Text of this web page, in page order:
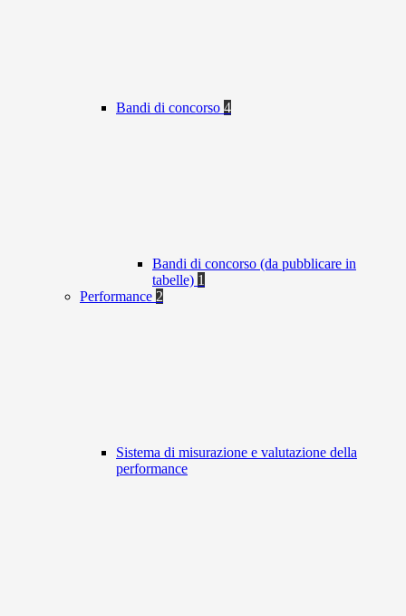
Bandi di concorso 4
Bandi di concorso (da pubblicare in
tabelle) 1
Performance 2
Sistema di misurazione e valutazione della
performance